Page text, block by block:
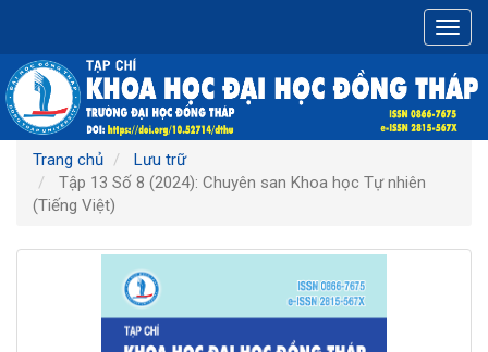
chính
Nội
dung
chính
Thanh
bên
Trang chủ
Lưu trữ
Tập 13 Số 8 (2024): Chuyên san Khoa học Tự nhiên
(Tiếng Việt)